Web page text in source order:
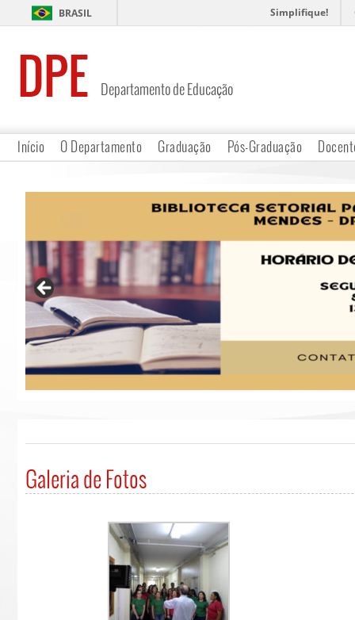
BRASIL Simplifique!
DPE Departamento de Educação
Início O Departamento Graduação Pós-Graduação
Galeria de Fotos